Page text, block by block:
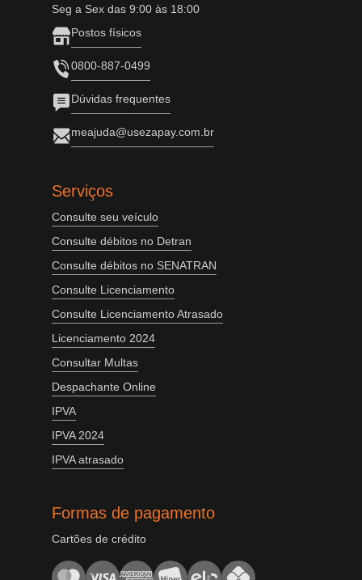
Seg a Sex das 9:00 às 18:00
Postos físicos
0800-887-0499
Dúvidas frequentes
meajuda@usezapay.com.br
Serviços
Consulte seu veículo
Consulte débitos no Detran
Consulte débitos no SENATRAN
Consulte Licenciamento
Consulte Licenciamento Atrasado
Licenciamento 2024
Consultar Multas
Despachante Online
IPVA
IPVA 2024
IPVA atrasado
Formas de pagamento
Cartões de crédito